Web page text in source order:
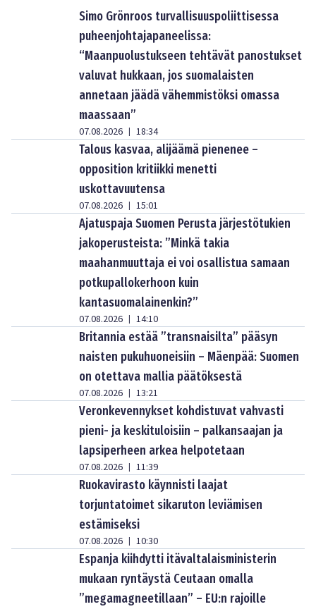
Simo Grönroos turvallisuuspoliittisessa
puheenjohtajapaneelissa:
“Maanpuolustukseen tehtävät panostukset
valuvat hukkaan, jos suomalaisten
annetaan jäädä vähemmistöksi omassa
maassaan”
07.08.2026 | 18:34
Talous kasvaa, alijäämä pienenee –
opposition kritiikki menetti
uskottavuutensa
07.08.2026 | 15:01
Ajatuspaja Suomen Perusta järjestötukien
jakoperusteista: ”Minkä takia
maahanmuuttaja ei voi osallistua samaan
potkupallokerhoon kuin
kantasuomalainenkin?”
07.08.2026 | 14:10
Britannia estää ”transnaisilta” pääsyn
naisten pukuhuoneisiin – Mäenpää: Suomen
on otettava mallia päätöksestä
07.08.2026 | 13:21
Veronkevennykset kohdistuvat vahvasti
pieni- ja keskituloisiin – palkansaajan ja
lapsiperheen arkea helpotetaan
07.08.2026 | 11:39
Ruokavirasto käynnisti laajat
torjuntatoimet sikaruton leviämisen
estämiseksi
07.08.2026 | 10:30
Espanja kiihdytti itävaltalaisministerin
mukaan ryntäystä Ceutaan omalla
”megamagneetillaan” – EU:n rajoille